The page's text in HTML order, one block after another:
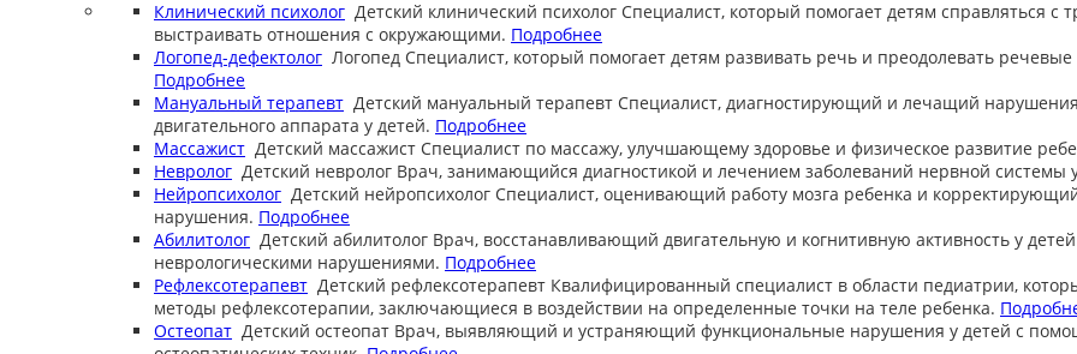
Клинический психолог Детский клинический психолог Специалист, который помогает детям справляться с
выстраивать отношения с окружающими. Подробнее
Логопед-дефектолог Логопед Специалист, который помогает детям развивать речь и преодолевать
Подробнее
Мануальный терапевт Детский мануальный терапевт Специалист, диагностирующий и лечащий
двигательного аппарата у детей. Подробнее
Массажист Детский массажист Специалист по массажу, улучшающему здоровье и физическое развитие
Невролог Детский невролог Врач, занимающийся диагностикой и лечением заболеваний нервной системы
Нейропсихолог Детский нейропсихолог Специалист, оценивающий работу мозга ребенка и
нарушения. Подробнее
Абилитолог Детский абилитолог Врач, восстанавливающий двигательную и когнитивную активность у детей
неврологическими нарушениями. Подробнее
Рефлексотерапевт Детский рефлексотерапевт Квалифицированный специалист в области педиатрии,
методы рефлексотерапии, заключающиеся в воздействии на определенные точки на теле ребенка.
Остеопат Детский остеопат Врач, выявляющий и устраняющий функциональные нарушения у детей с